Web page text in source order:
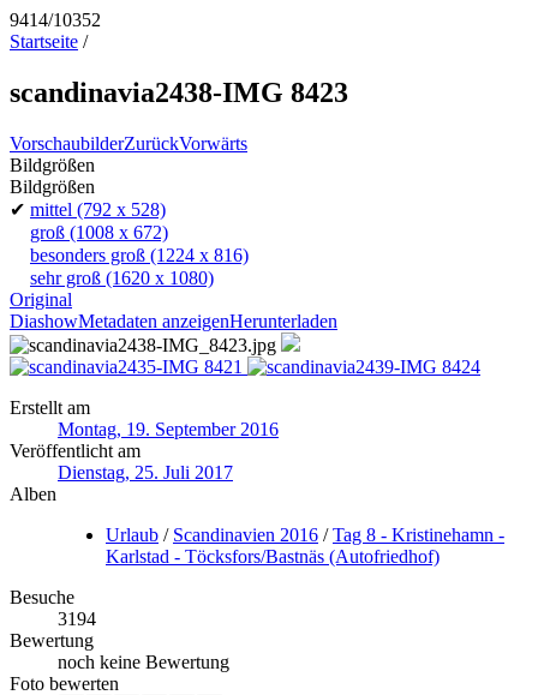
9414/10352
Startseite /
scandinavia2438-IMG 8423
VorschaubilderZurückVorwärts
Bildgrößen
Bildgrößen
✔ mittel (792 x 528)
groß (1008 x 672)
besonders groß (1224 x 816)
sehr groß (1620 x 1080)
Original
DiashowMetadaten anzeigenHerunterladen
Erstellt am
Montag, 19. September 2016
Veröffentlicht am
Dienstag, 25. Juli 2017
Alben
Urlaub / Scandinavien 2016 /Tag 8 - Kristinehamn -
Karlstad - Töcksfors/Bastnäs (Autofriedhof)
Besuche
3194
Bewertung
noch keine Bewertung
Foto bewerten